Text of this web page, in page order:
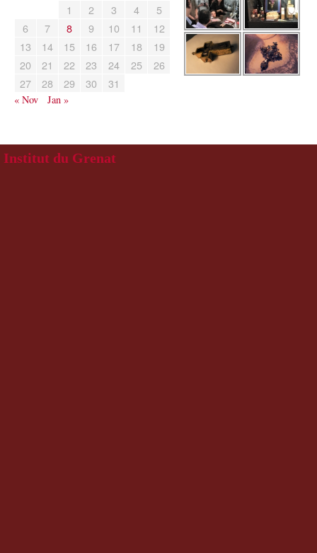
1 2 3 4
5
6
7 8 9 10 11
12
13
14 15 16 17 18
19
20
21 22 23 24 25
26
27
28 29 30 31
« Nov Jan »
Institut du Grenat